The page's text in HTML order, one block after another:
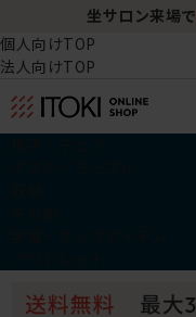
坐サロン来場で
個人向けTOP
法人向けTOP